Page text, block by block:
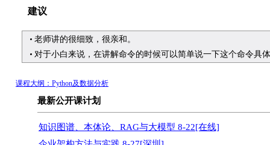
建议
老师讲的很细致，很亲和。
对于小白来说，在讲解命令的时候可以简单说一下这个命令具
课程大纲：Python及数据分析
最新公开课计划
知识图谱、本体论、RAG与大模型 8-22[在线]